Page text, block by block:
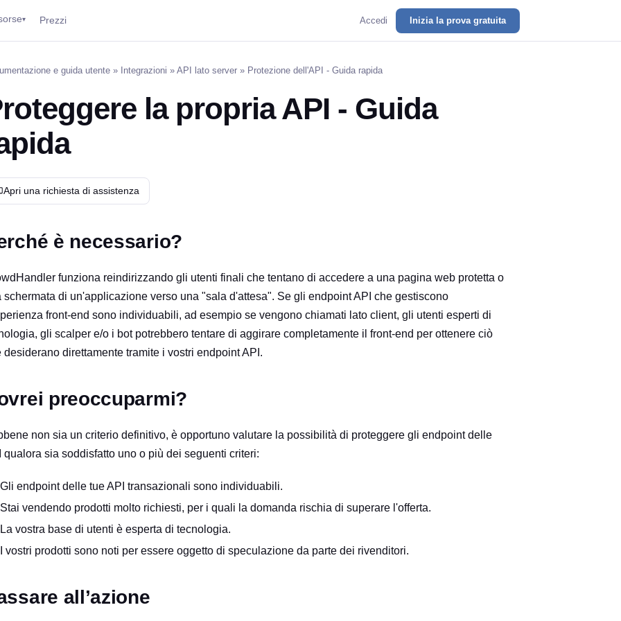
▾ Prezzi Accedi Inizia la prova gratuita
e guida utente » Integrazioni » API lato server » Protezione dell'API - Guida rapida
la propria API - Guida
Apri una richiesta di assistenza
è necessario?
funziona reindirizzando gli utenti finali che tentano di accedere a una pagina web protetta o
schermata di un'applicazione verso una "sala d'attesa". Se gli endpoint API che gestiscono
front-end sono individuabili, ad esempio se vengono chiamati lato client, gli utenti esperti di
gli scalper e/o i bot potrebbero tentare di aggirare completamente il front-end per ottenere ciò
desiderano direttamente tramite i vostri endpoint API.
preoccuparmi?
non sia un criterio definitivo, è opportuno valutare la possibilità di proteggere gli endpoint delle
qualora sia soddisfatto uno o più dei seguenti criteri:
Gli endpoint delle tue API transazionali sono individuabili.
Stai vendendo prodotti molto richiesti, per i quali la domanda rischia di superare l'offerta.
La vostra base di utenti è esperta di tecnologia.
I vostri prodotti sono noti per essere oggetto di speculazione da parte dei rivenditori.
all’azione